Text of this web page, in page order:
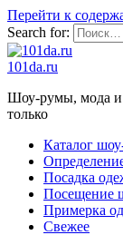
Перейти к
Search for:
101da.ru
Шоу-румы, мода и
только
Каталог
Посадка
Посещение
Примерка
Свежее